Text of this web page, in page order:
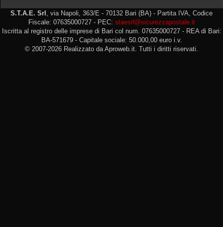
S.T.A.E. Srl
, via Napoli, 363/E - 70132 Bari (BA) - Partita IVA, Codice
Fiscale: 07635000727 - PEC: staesrl@sicurezzapostale.it
Iscritta al registro delle imprese di Bari col num. 07635000727 - REA di Bari:
BA-571679 - Capitale sociale: 50.000,00 euro i.v.
© 2007-2026 Realizzato da Aproweb.it. Tutti i diritti riservati.